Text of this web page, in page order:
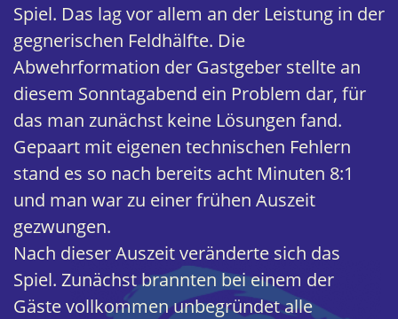
Spiel. Das lag vor allem an der Leistung in der
gegnerischen Feldhälfte. Die
Abwehrformation der Gastgeber stellte an
diesem Sonntagabend ein Problem dar, für
das man zunächst keine Lösungen fand.
Gepaart mit eigenen technischen Fehlern
stand es so nach bereits acht Minuten 8:1
und man war zu einer frühen Auszeit
gezwungen.
Nach dieser Auszeit veränderte sich das
Spiel. Zunächst brannten bei einem der
Gäste vollkommen unbegründet alle